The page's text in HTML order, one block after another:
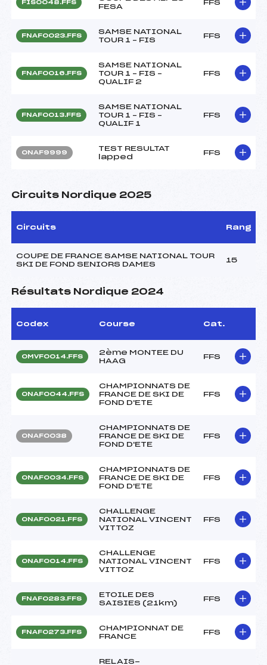
FIS0048.FFS
FESA
FFS
FNAF0023.FFS
SAMSE NATIONAL
TOUR 1 – FIS
FFS
FNAF0016.FFS
SAMSE NATIONAL
TOUR 1 – FIS –
QUALIF 2
FFS
FNAF0013.FFS
SAMSE NATIONAL
TOUR 1 – FIS –
QUALIF 1
FFS
ONAF9999
TEST RESULTAT
lapped
FFS
Circuits Nordique 2025
Circuits Rang
COUPE DE FRANCE SAMSE NATIONAL TOUR
SKI DE FOND SENIORS DAMES
15
Résultats Nordique 2024
Codex Course Cat.
OMVF0014.FFS
2ème MONTEE DU
HAAG
FFS
ONAF0044.FFS
CHAMPIONNATS DE
FRANCE DE SKI DE
FOND D'ETE
FFS
ONAF0038
CHAMPIONNATS DE
FRANCE DE SKI DE
FOND D'ETE
FFS
ONAF0034.FFS
CHAMPIONNATS DE
FRANCE DE SKI DE
FOND D'ETE
FFS
ONAF0021.FFS
CHALLENGE
NATIONAL VINCENT
VITTOZ
FFS
ONAF0014.FFS
CHALLENGE
NATIONAL VINCENT
VITTOZ
FFS
FNAF0283.FFS
ETOILE DES
SAISIES (21km)
FFS
FNAF0273.FFS
CHAMPIONNAT DE
FRANCE
FFS
RELAIS-